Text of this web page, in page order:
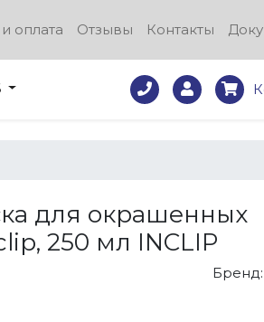
оплата Отзывы Контакты
для окрашенных
250 мл INCLIP
Бренд: